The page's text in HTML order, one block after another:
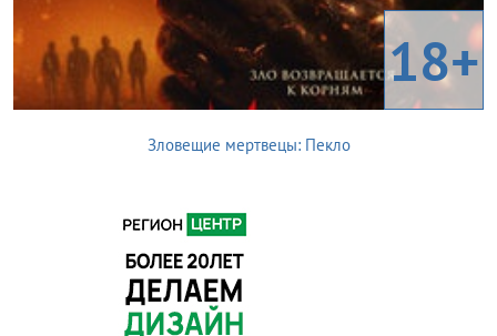
18+
Зловещие мертвецы: Пекло